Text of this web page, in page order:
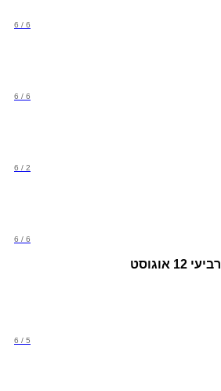
6 / 6
6 / 6
2 / 6
6 / 6
רביעי 12 אוגוסט
5 / 6